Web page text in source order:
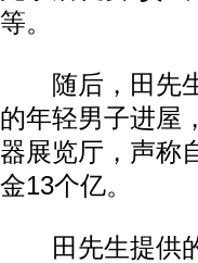
等。
随后，田先生
的年轻男子进屋
器展览厅，声称
金13个亿。
田先生提供的